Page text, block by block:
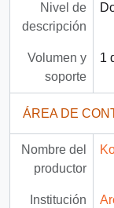
Nivel de
descripción
Volumen y
soporte
1
ÁREA DE
Nombre del
productor
Institución